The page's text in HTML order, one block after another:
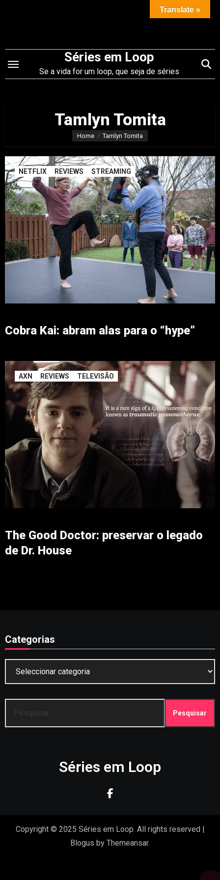
conteúdo
Séries em Loop
Se a vida for um loop, que seja de séries
Tamlyn Tomita
Home Tamlyn Tomita
NETFLIX REVIEWS STREAMING
Cobra Kai: abram alas para o “hype”
AXN REVIEWS TELEVISÃO
The Good Doctor: preservar o legado
de Dr. House
Categorias
por:
Séries em Loop
Copyright © 2025 Séries em Loop. All rights reserved |
Blogus by Themeansar.
Translate »